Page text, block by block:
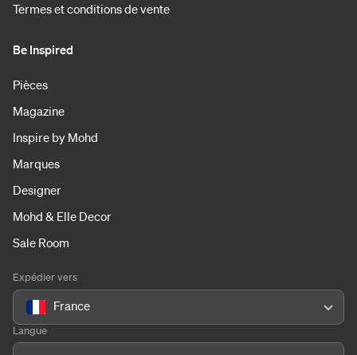
Termes et conditions de vente
Be Inspired
Pièces
Magazine
Inspire by Mohd
Marques
Designer
Mohd & Elle Decor
Sale Room
Expédier vers
France
Langue